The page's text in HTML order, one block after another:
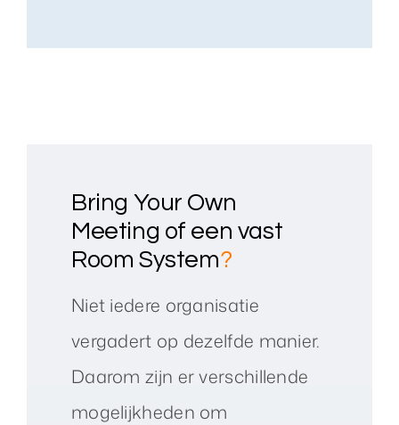
Bring Your Own
Meeting of een vast
Room System?
Niet iedere organisatie
vergadert op dezelfde manier.
Daarom zijn er verschillende
mogelijkheden om